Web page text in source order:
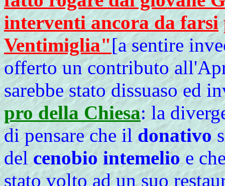
interventi ancora da farsi
Ventimiglia"[a sentire
offerto un contributo
sarebbe stato dissuaso ed
pro della Chiesa: la
di pensare che ildonativo
delcenobio intemelioe
stato volto ad un suo